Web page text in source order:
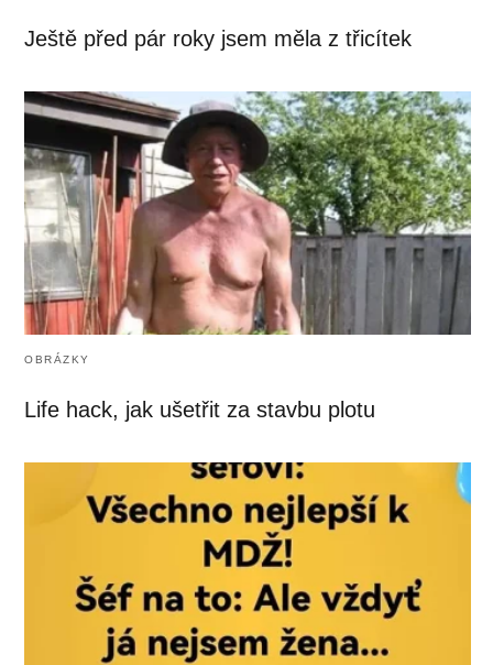
Ještě před pár roky jsem měla z třicítek
OBRÁZKY
Life hack, jak ušetřit za stavbu plotu